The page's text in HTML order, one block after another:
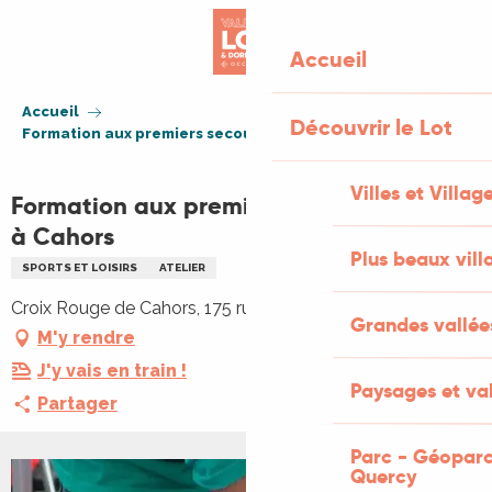
Accueil
Découvrir le Lot
Villes et
Plus beaux
Grandes
Paysages et
Parc -
Quercy
Accueil
Formation aux premiers secours citoyens à Cahors
Formation aux premiers secours citoyens
à Cahors
SPORTS ET LOISIRS ATELIER
Croix Rouge de Cahors, 175 rue Emile Zola, 46000 Cahors
M'y rendre
J'y vais en train !
Partager